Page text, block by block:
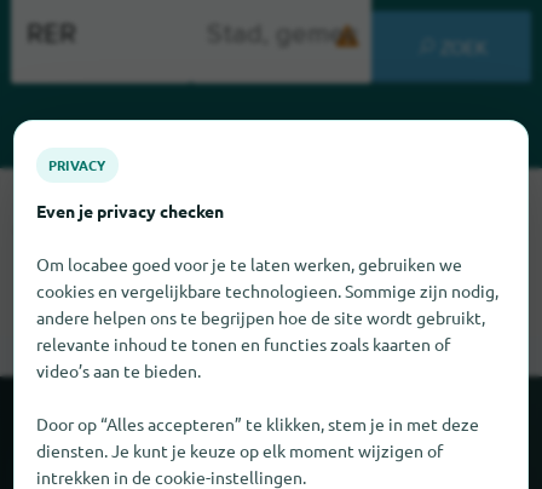
ZOEK
Sorry, we kunnen RER op dit moment niet vinden. Als u weet
ons dat laat weten.
Over locabee
PRIVACY
Even je privacy checken
Om locabee goed voor je te laten werken, gebruiken we
cookies en vergelijkbare technologieen. Sommige zijn nodig,
andere helpen ons te begrijpen hoe de site wordt gebruikt,
relevante inhoud te tonen en functies zoals kaarten of
video’s aan te bieden.
Door op “Alles accepteren” te klikken, stem je in met deze
diensten. Je kunt je keuze op elk moment wijzigen of
intrekken in de cookie-instellingen.